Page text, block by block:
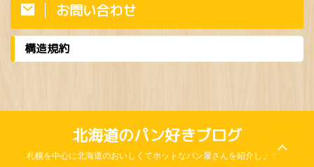
お問い合わせ
構造規約
北海道のパン好きブログ
札幌を中心に北海道のおいしくてホットなパン屋さんを紹介します。